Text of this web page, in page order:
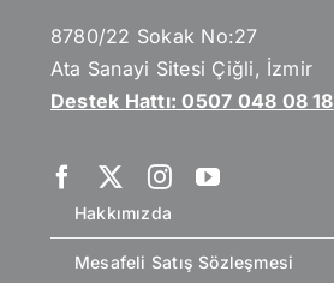
8780/22 Sokak No:27
Ata Sanayi Sitesi Çiğli, İzmir
Destek Hattı: 0507 048 08 18
Hakkımızda
Mesafeli Satış Sözleşmesi